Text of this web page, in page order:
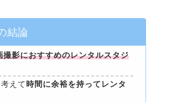
結論
影におすすめのレンタルスタジ
えて 時間に余裕を持ってレンタ